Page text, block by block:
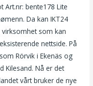
Art.nr: bente178 Lite
Da kan IKT24
som kan
nettside. På
Rörvik i Ekenäs og
Kilesand. Nå er det
vårt bruker de nye